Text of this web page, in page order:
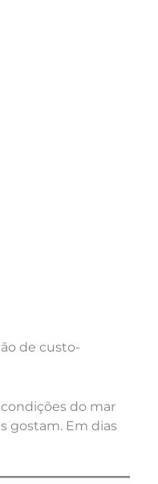
de custo-
do mar
gostam. Em dias